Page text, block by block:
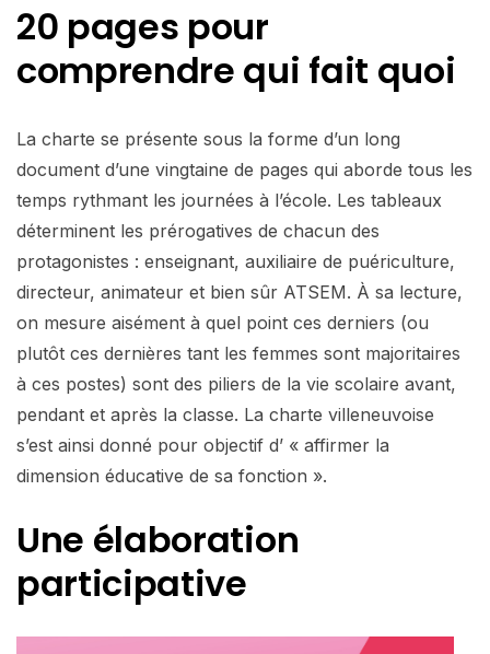
20 pages pour
comprendre qui fait quoi
La charte se présente sous la forme d’un long
document d’une vingtaine de pages qui aborde tous les
temps rythmant les journées à l’école. Les tableaux
déterminent les prérogatives de chacun des
protagonistes : enseignant, auxiliaire de puériculture,
directeur, animateur et bien sûr ATSEM. À sa lecture,
on mesure aisément à quel point ces derniers (ou
plutôt ces dernières tant les femmes sont majoritaires
à ces postes) sont des piliers de la vie scolaire avant,
pendant et après la classe. La charte villeneuvoise
s’est ainsi donné pour objectif d’ « affirmer la
dimension éducative de sa fonction ».
Une élaboration
participative